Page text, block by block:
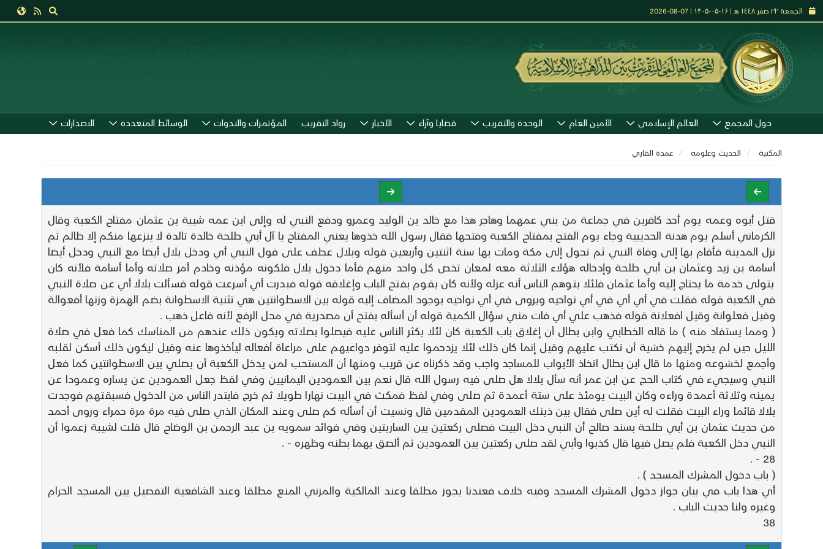
الجمعة ٢٢ صفر ١٤٤٨ هـ | ۱۶-۰۵-۱۴۰۵ | 07-08-2026
حول المجمع العالم الإسلامي الأمين العام الوحدة والتقريب قضايا وآراء الأخبار رواد التقريب المؤتمرات والندوات الوسائط المتعددة الاصدارات
المكتبة الحديث وعلومه عمدة القاري
قتل أبوه وعمه يوم أحد كافرين في جماعة من بني عمهما وهاجر هذا مع خالد بن الوليد وعمرو ودفع النبي له وإلى ابن عمه شيبة بن عثمان مفتاح الكعبة وقال
الكرماني أسلم يوم هدنة الحديبية وجاء يوم الفتح بمفتاح الكعبة وفتحها فقال رسول الله خذوها يعني المفتاح يا آل أبي طلحة خالدة تالدة لا ينزعها منكم إلا ظالم ثم
نزل المدينة فأقام بها إلى وفاة النبي ثم تحول إلى مكة ومات بها سنة اثنتين وأربعين قوله وبلال عطف على قول النبي أي ودخل بلال أيضا مع النبي ودخل أيضا
أسامة بن زيد وعثمان بن أبي طلحة وإدخاله هؤلاء الثلاثة معه لمعان تخص كل واحد منهم فأما دخول بلال فلكونه مؤذنه وخادم أمر صلاته وأما أسامة فلأنه كان
يتولى خدمة ما يحتاج إليه وأما عثمان فلئلا يتوهم الناس أنه عزله ولأنه كان يقوم بفتح الباب وإغلاقه قوله فبدرت أي أسرعت قوله فسألت بلالا أي عن صلاة النبي
في الكعبة قوله فقلت في أي أي في أي نواحيه ويروى في أي نواحيه بوجود المضاف إليه قوله بين الاسطوانتين هي تثنية الاسطوانة بضم الهمزة وزنها أفعوالة
وقيل فعلوانة وقيل افعلانة قوله فذهب علي أي فات مني سؤال الكمية قوله أن أسأله بفتح أن مصدرية في محل الرفع لأنه فاعل ذهب .
( ومما يستفاد منه ) ما قاله الخطابي وابن بطال أن إغلاق باب الكعبة كان لئلا يكثر الناس عليه فيصلوا بصلاته ويكون ذلك عندهم من المناسك كما فعل في صلاة
الليل حين لم يخرج إليهم خشية أن تكتب عليهم وقيل إنما كان ذلك لئلا يزدحموا عليه لتوفر دواعيهم على مراعاة أفعاله ليأخذوها عنه وقيل ليكون ذلك أسكن لقلبه
وأجمع لخشوعه ومنها ما قال ابن بطال اتخاذ الأبواب للمساجد واجب وقد ذكرناه عن قريب ومنها أن المستحب لمن يدخل الكعبة أن يصلي بين الاسطوانتين كما فعل
النبي وسيجيء في كتاب الحج عن ابن عمر أنه سأل بلالا هل صلى فيه رسول الله قال نعم بين العمودين اليمانيين وفي لفظ جعل العمودين عن يساره وعمودا عن
يمينه وثلاثة أعمدة وراءه وكان البيت يومئذ على ستة أعمدة ثم صلى وفي لفظ فمكث في البيت نهارا طويلا ثم خرج فابتدر الناس من الدخول فسبقتهم فوجدت
بلالا قائما وراء البيت فقلت له أين صلى فقال بين ذينك العمودين المقدمين قال ونسيت أن أسأله كم صلى وعند المكان الذي صلى فيه مرة مرة حمراء وروى أحمد
من حديث عثمان بن أبي طلحة بسند صالح أن النبي دخل البيت فصلى ركعتين بين الساريتين وفي فوائد سمويه بن عبد الرحمن بن الوضاح قال قلت لشيبة زعموا أن
النبي دخل الكعبة فلم يصل فيها قال كذبوا وأبي لقد صلى ركعتين بين العمودين ثم ألصق بهما بطنه وظهره - .
28 - .
( باب دخول المشرك المسجد ) .
أي هذا باب في بيان جواز دخول المشرك المسجد وفيه خلاف فعندنا يجوز مطلقا وعند المالكية والمزني المنع مطلقا وعند الشافعية التفصيل بين المسجد الحرام
وغيره ولنا حديث الباب .
38